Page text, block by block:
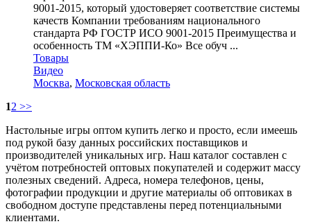
9001-2015, который удостоверяет соответствие системы
качеств Компании требованиям национального
стандарта РФ ГОСТР ИСО 9001-2015 Преимущества и
особенность ТМ «ХЭППИ-Ко» Все обуч ...
Товары
Видео
Москва, Московская область
12 >>
Настольные игры оптом купить легко и просто, если имеешь
под рукой базу данных российских поставщиков и
производителей уникальных игр. Наш каталог составлен с
учётом потребностей оптовых покупателей и содержит массу
полезных сведений. Адреса, номера телефонов, цены,
фотографии продукции и другие материалы об оптовиках в
свободном доступе представлены перед потенциальными
клиентами.